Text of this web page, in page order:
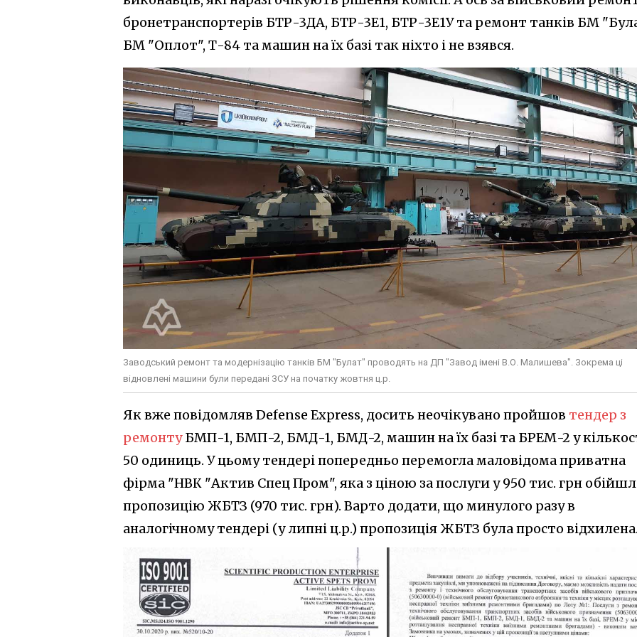
бронетранспортерів БТР-3ДА, БТР-3Е1, БТР-3Е1У та ремонт танків БМ
БМ "Оплот", Т-84 та машин на їх базі так ніхто і не взявся.
Заводський ремонт та модернізацію танків БМ "Булат" проводять на ДП "Завод імені В.О. Малишева". Зокрема ці
відновлені машини були передані ЗСУ на початку жовтня ц.р.
Як вже повідомляв Defense Express, досить неочікувано пройшов тендер з
ремонтуБМП-1, БМП-2, БМД-1, БМД-2, машин на їх базі та БРЕМ-2 у
50 одиниць. У цьому тендері попередньо перемогла маловідома приватна
фірма "НВК "Актив Спец Пром", яка з ціною за послуги у 950 тис. грн
пропозицію ЖБТЗ (970 тис. грн). Варто додати, що минулого разу в
аналогічному тендері (у липні ц.р.) пропозиція ЖБТЗ була просто